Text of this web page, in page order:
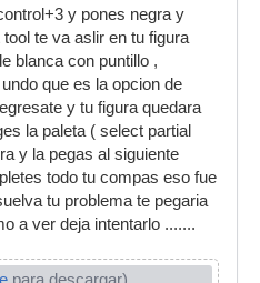
y pones negra y
te va aslir en tu figura
blanca con puntillo ,
que es la opcion de
y tu figura quedara
la paleta ( select partial
y la pegas al siguiente
todo tu compas eso fue
tu problema te pegaria
a ver deja intentarlo .......